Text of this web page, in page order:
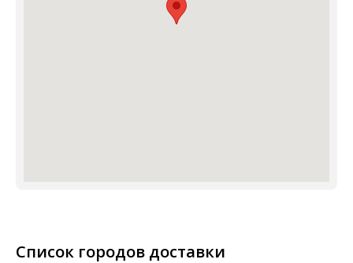
Список городов доставки